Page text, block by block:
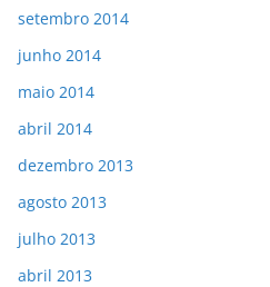
setembro 2014
junho 2014
maio 2014
abril 2014
dezembro 2013
agosto 2013
julho 2013
abril 2013